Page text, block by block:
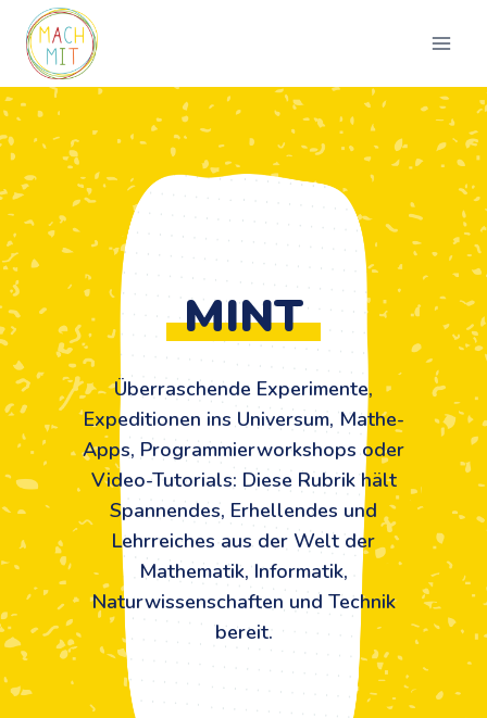
Zum
Inhalt
springen
MINT
Überraschende Experimente,
Expeditionen ins Universum, Mathe-
Apps, Programmierworkshops oder
Video-Tutorials: Diese Rubrik hält
Spannendes, Erhellendes und
Lehrreiches aus der Welt der
Mathematik, Informatik,
Naturwissenschaften und Technik
bereit.